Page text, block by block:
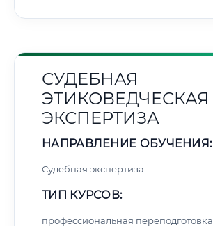
СУДЕБНАЯ
ЭТИКОВЕДЧЕСКАЯ
ЭКСПЕРТИЗА
НАПРАВЛЕНИЕ ОБУЧЕНИЯ:
Судебная экспертиза
ТИП КУРСОВ:
профессиональная переподготовка